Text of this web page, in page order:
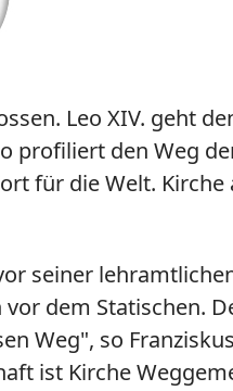
Leo XIV. geht
den Weg
für die Welt.
seiner
dem Statischen.
Weg", so
ist Kirche